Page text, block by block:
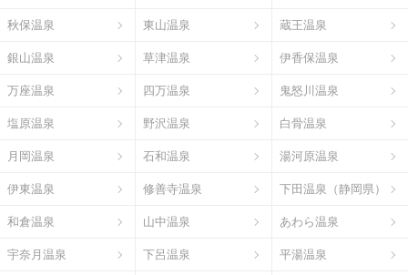
秋保温泉 東山温泉 蔵王温泉
銀山温泉 草津温泉 伊香保温泉
万座温泉 四万温泉 鬼怒川温泉
塩原温泉 野沢温泉 白骨温泉
月岡温泉 石和温泉 湯河原温泉
伊東温泉 修善寺温泉 下田温泉（静岡県）
和倉温泉 山中温泉 あわら温泉
宇奈月温泉 下呂温泉 平湯温泉